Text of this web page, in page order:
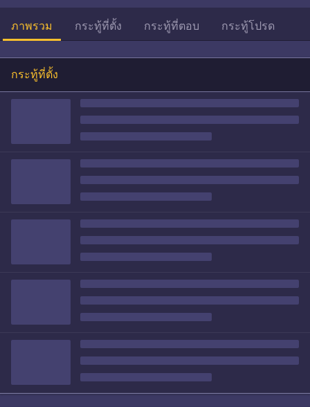
ภาพรวม กระทู้ที่ตั้ง กระทู้ที่ตอบ กระทู้โปรด
กระทู้ที่ตั้ง